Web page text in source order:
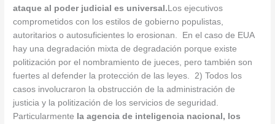
ataque al poder judicial es universal.Los ejecutivos
comprometidos con los estilos de gobierno populistas,
autoritarios o autosuficientes lo erosionan. En el caso de EUA
hay una degradación mixta de degradación porque existe
politización por el nombramiento de jueces, pero también son
fuertes al defender la protección de las leyes. 2) Todos los
casos involucraron la obstrucción de la administración de
justicia y la politización de los servicios de seguridad.
Particularmente la agencia de inteligencia nacional, los